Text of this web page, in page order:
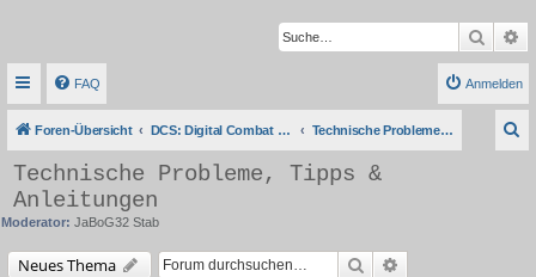
Suche
FAQ Anmelden
Foren-Übersicht DCS: Digital Combat Simulator Series Technische Probleme, Tipps & Anleitungen
Technische Probleme, Tipps &
Anleitungen
Moderator: JaBoG32 Stab
Neues Thema Suche